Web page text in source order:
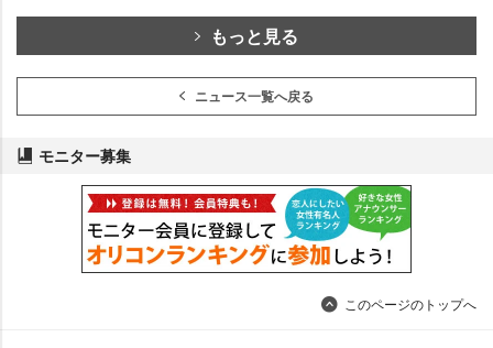
もっと見る
ニュース一覧へ戻る
モニター募集
このページのトップへ